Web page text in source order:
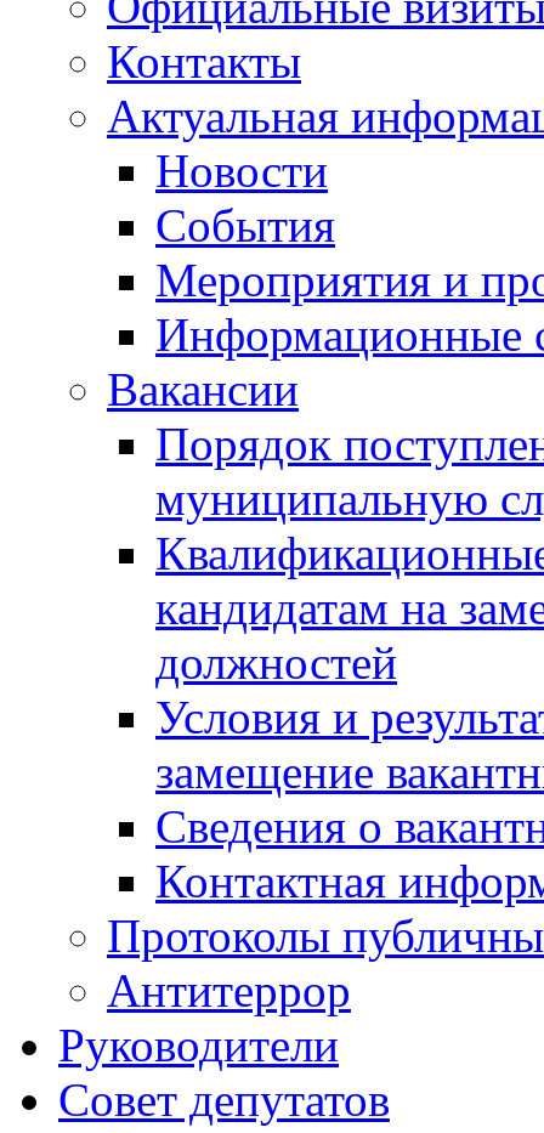
Контакты
Актуальная
Новости
События
Мероприятия и
Информационные
Вакансии
Порядок
муниципальную
кандидатам на
должностей
Условия и
замещение
Сведения о
Контактная
Протоколы
Антитеррор
Руководители
Совет депутатов